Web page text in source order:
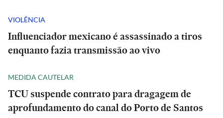
VIOLÊNCIA
Influenciador mexicano é assassinado a tiros
enquanto fazia transmissão ao vivo
MEDIDA CAUTELAR
TCU suspende contrato para dragagem de
aprofundamento do canal do Porto de Santos